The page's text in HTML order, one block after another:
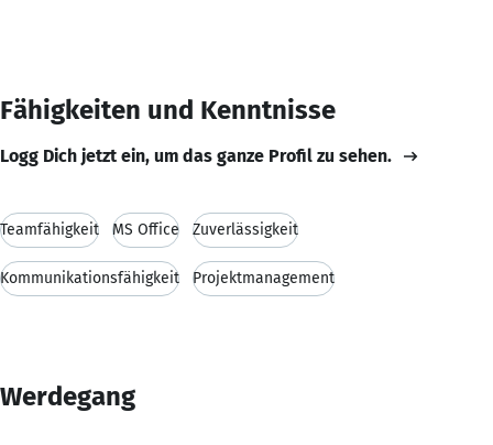
Fähigkeiten und Kenntnisse
Logg Dich jetzt ein, um das ganze Profil zu sehen.
Teamfähigkeit MS Office Zuverlässigkeit
Kommunikationsfähigkeit Projektmanagement
Werdegang